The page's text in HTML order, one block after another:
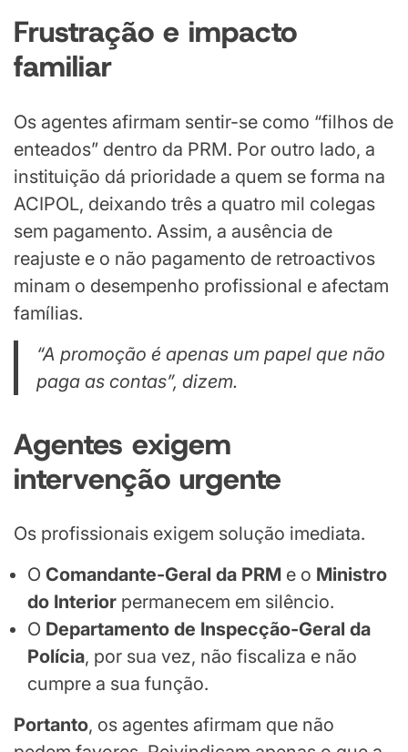
Frustração e impacto
familiar
Os agentes afirmam sentir-se como “filhos de
enteados” dentro da PRM. Por outro lado, a
instituição dá prioridade a quem se forma na
ACIPOL, deixando três a quatro mil colegas
sem pagamento. Assim, a ausência de
reajuste e o não pagamento de retroactivos
minam o desempenho profissional e afectam
famílias.
“A promoção é apenas um papel que não
paga as contas”, dizem.
Agentes exigem
intervenção urgente
Os profissionais exigem solução imediata.
O Comandante-Geral da PRM e o Ministro
do Interior permanecem em silêncio.
O Departamento de Inspecção-Geral da
Polícia, por sua vez, não fiscaliza e não
cumpre a sua função.
Portanto, os agentes afirmam que não